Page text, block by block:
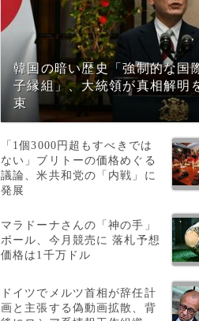
韓国の暗い歴史「強制的な国
子縁組」、大統領が真相解明
束
「1個3000円超もすべきでは
ない」ブリトーの価格めぐる
議論、米共和党の「内戦」に
発展
マラドーナさんの「神の手」
ボール、今月競売に 落札予想
価格は1千万ドル
ドイツでメルツ首相が辞任計
画と主張する偽動画拡散、背